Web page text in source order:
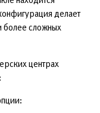
делает
более сложных
центрах